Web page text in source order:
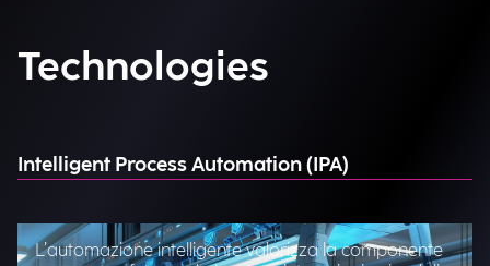
Technologies
Intelligent Process Automation (IPA)
L’automazione intelligente valorizza la componente